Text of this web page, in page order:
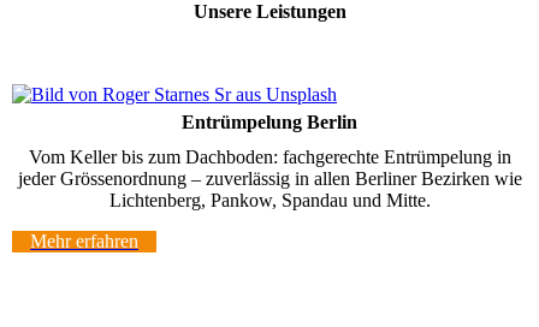
Unsere Leistungen
Entrümpelung Berlin
Vom Keller bis zum Dachboden: fachgerechte Entrümpelung in
jeder Grössenordnung – zuverlässig in allen Berliner Bezirken wie
Lichtenberg, Pankow, Spandau und Mitte.
Mehr erfahren